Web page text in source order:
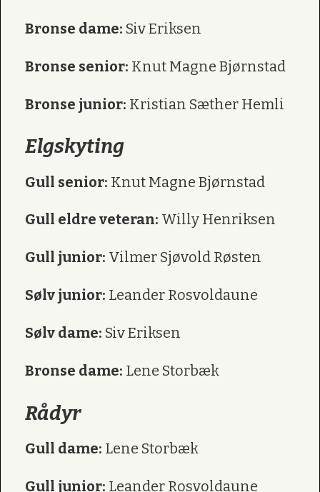
Bronse dame: Siv Eriksen
Bronse senior: Knut Magne Bjørnstad
Bronse junior: Kristian Sæther Hemli
Elgskyting
Gull senior: Knut Magne Bjørnstad
Gull eldre veteran: Willy Henriksen
Gull junior: Vilmer Sjøvold Røsten
Sølv junior: Leander Rosvoldaune
Sølv dame: Siv Eriksen
Bronse dame: Lene Storbæk
Rådyr
Gull dame: Lene Storbæk
Gull junior: Leander Rosvoldaune